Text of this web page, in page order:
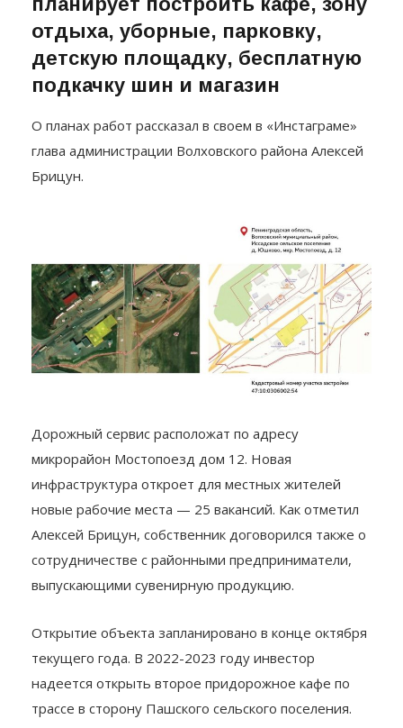
отдыха, уборные, парковку,
детскую площадку, бесплатную
подкачку шин и магазин
О планах работ рассказал в своем в «Инстаграме»
глава администрации Волховского района Алексей
Брицун.
Дорожный сервис расположат по адресу
микрорайон Мостопоезд дом 12. Новая
инфраструктура откроет для местных жителей
новые рабочие места — 25 вакансий. Как отметил
Алексей Брицун, собственник договорился также о
сотрудничестве с районными предприниматели,
выпускающими сувенирную продукцию.
Открытие объекта запланировано в конце октября
текущего года. В 2022-2023 году инвестор
надеется открыть второе придорожное кафе по
трассе в сторону Пашского сельского поселения.